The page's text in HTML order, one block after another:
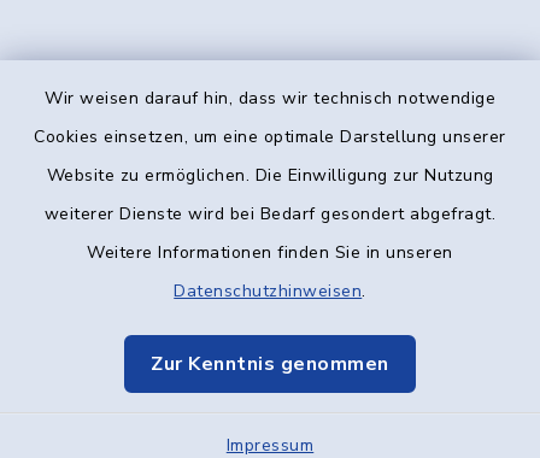
Wir weisen darauf hin, dass wir technisch notwendige
Cookies einsetzen, um eine optimale Darstellung unserer
Website zu ermöglichen. Die Einwilligung zur Nutzung
weiterer Dienste wird bei Bedarf gesondert abgefragt.
Weitere Informationen finden Sie in unseren
Datenschutzhinweisen.
Zur Kenntnis genommen
Impressum
Kontakt
Datenschutz
Elektronische Kommunikation
Sitemap